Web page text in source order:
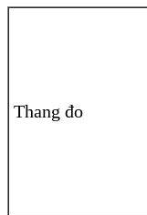
Thang đo